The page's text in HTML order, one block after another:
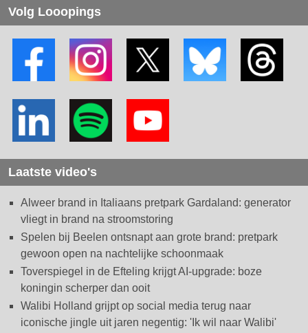
Volg Looopings
Laatste video's
Alweer brand in Italiaans pretpark Gardaland: generator
vliegt in brand na stroomstoring
Spelen bij Beelen ontsnapt aan grote brand: pretpark
gewoon open na nachtelijke schoonmaak
Toverspiegel in de Efteling krijgt AI-upgrade: boze
koningin scherper dan ooit
Walibi Holland grijpt op social media terug naar
iconische jingle uit jaren negentig: 'Ik wil naar Walibi'